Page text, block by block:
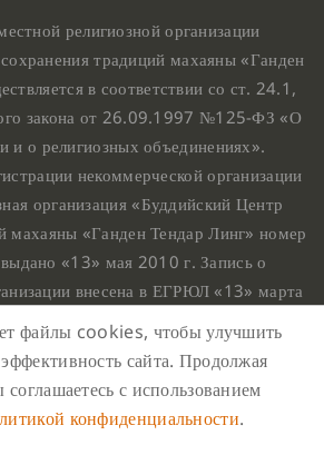
религиозной организации
традиций махаяны «Ганден
в соответствии со ст. 24.1,
закона от 26.09.1997 №125-ФЗ «О
и о религиозных объединениях».
некоммерческой организации
организация «Буддийский Центр
махаяны «Ганден Тендар Линг» номер
«13» мая 2010 г. Запись о
внесена в ЕГРЮЛ «13» марта
1107799015708.
Линг © 2020 Все права защищены
Нахимовский проспект, 32. Этаж
10, каб.1023,
файлы cookies, чтобы улучшить
сайта. Продолжая
с использованием
конфиденциальности.